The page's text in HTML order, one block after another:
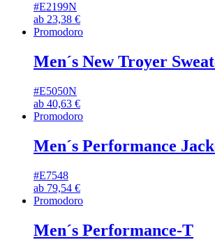
#E2199N
ab 23,38 €
Promodoro
Men´s New Troyer
#E5050N
ab 40,63 €
Promodoro
Men´s Performance
#E7548
ab 79,54 €
Promodoro
Men´s Performance-T